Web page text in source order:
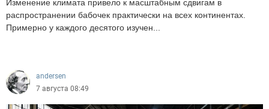
Изменение климата привело к масштабным сдвигам в
распространении бабочек практически на всех континентах.
Примерно у каждого десятого изучен...
andersen
7 августа 08:49